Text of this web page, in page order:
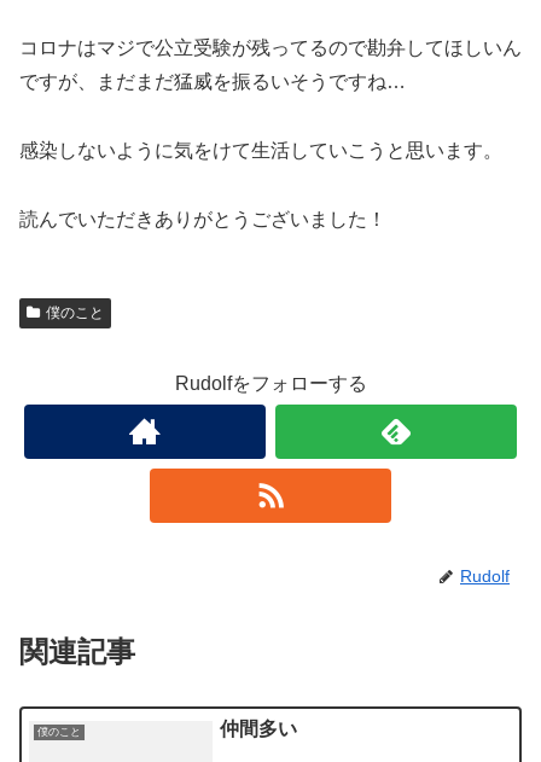
コロナはマジで公立受験が残ってるので勘弁してほしいん
ですが、まだまだ猛威を振るいそうですね…
感染しないように気をけて生活していこうと思います。
読んでいただきありがとうございました！
僕のこと
Rudolfをフォローする
Rudolf
関連記事
僕のこと 仲間多い